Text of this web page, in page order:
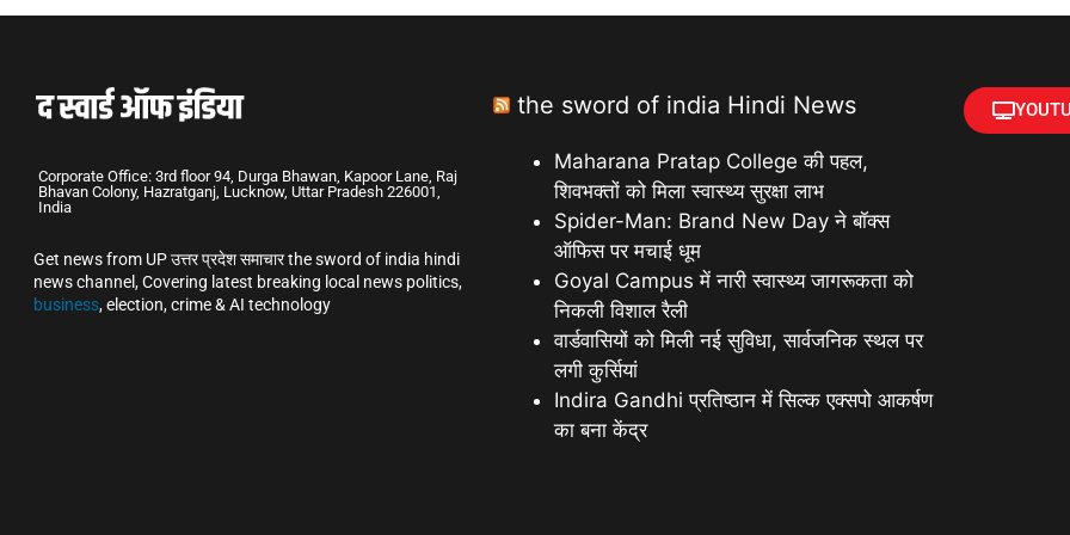
Corporate Office: 3rd floor 94, Durga Bhawan, Kapoor Lane, Raj
Bhavan Colony, Hazratganj, Lucknow, Uttar Pradesh 226001,
India
Get news from UP उत्तर प्रदेश समाचार the sword of india hindi
news channel, Covering latest breaking local news politics,
business, election, crime & AI technology
the sword of india Hindi News
Maharana Pratap College की पहल,
शिवभक्तों को मिला स्वास्थ्य सुरक्षा लाभ
Spider-Man: Brand New Day ने बॉक्स
ऑफिस पर मचाई धूम
Goyal Campus में नारी स्वास्थ्य जागरूकता को
निकली विशाल रैली
वार्डवासियों को मिली नई सुविधा, सार्वजनिक स्थल पर
लगी कुर्सियां
Indira Gandhi प्रतिष्ठान में सिल्क एक्सपो आकर्षण
का बना केंद्र